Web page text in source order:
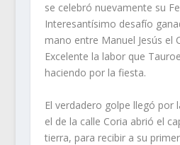
se celebró nuevamente su
Interesantísimo desafío
mano entre Manuel Jesús el
Excelente la labor que
haciendo por la fiesta.
El verdadero golpe llegó por
el de la calle Coria abrió el
tierra, para recibir a su